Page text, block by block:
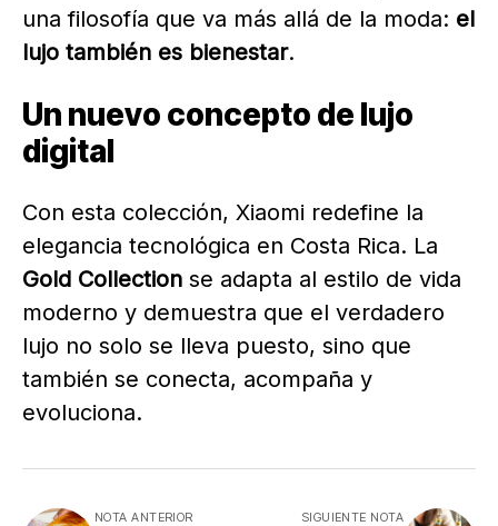
una filosofía que va más allá de la moda: el
lujo también es bienestar.
Un nuevo concepto de lujo
digital
Con esta colección, Xiaomi redefine la
elegancia tecnológica en Costa Rica. La
Gold Collection se adapta al estilo de vida
moderno y demuestra que el verdadero
lujo no solo se lleva puesto, sino que
también se conecta, acompaña y
evoluciona.
NOTA ANTERIOR SIGUIENTE NOTA